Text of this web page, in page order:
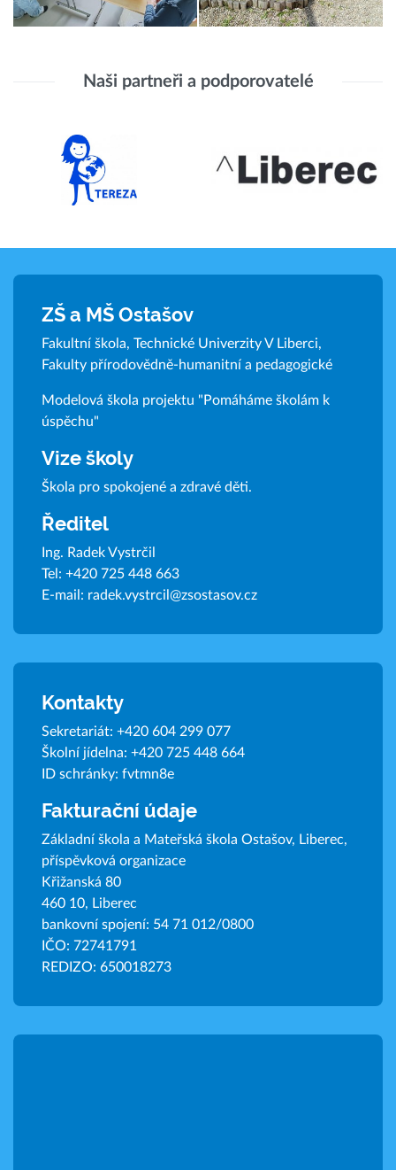
Naši partneři a podporovatelé
ZŠ a MŠ Ostašov
Fakultní škola, Technické Univerzity V Liberci,
Fakulty přírodovědně-humanitní a pedagogické
Modelová škola projektu "Pomáháme školám k
úspěchu"
Vize školy
Škola pro spokojené a zdravé děti.
Ředitel
Ing. Radek Vystrčil
Tel: +420 725 448 663
E-mail: radek.vystrcil@zsostasov.cz
Kontakty
Sekretariát: +420 604 299 077
Školní jídelna: +420 725 448 664
ID schránky: fvtmn8e
Fakturační údaje
Základní škola a Mateřská škola Ostašov, Liberec,
příspěvková organizace
Křižanská 80
460 10, Liberec
bankovní spojení: 54 71 012/0800
IČO: 72741791
REDIZO: 650018273